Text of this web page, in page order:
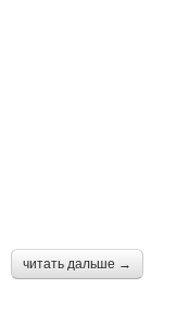
читать дальше →